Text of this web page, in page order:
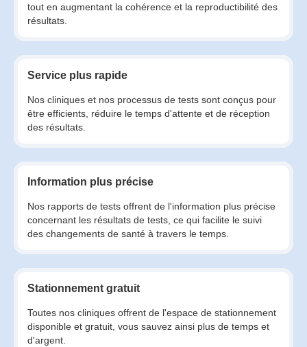
tout en augmentant la cohérence et la reproductibilité des
résultats.
Service plus rapide
Nos cliniques et nos processus de tests sont conçus pour
être efficients, réduire le temps d'attente et de réception
des résultats.
Information plus précise
Nos rapports de tests offrent de l'information plus précise
concernant les résultats de tests, ce qui facilite le suivi
des changements de santé à travers le temps.
Stationnement gratuit
Toutes nos cliniques offrent de l'espace de stationnement
disponible et gratuit, vous sauvez ainsi plus de temps et
d'argent.